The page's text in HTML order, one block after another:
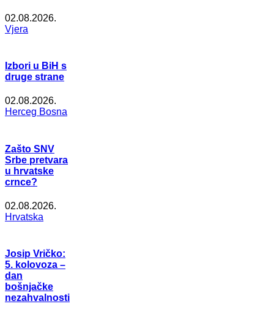
02.08.2026.
Vjera
Izbori u BiH s
druge strane
02.08.2026.
Herceg Bosna
Zašto SNV
Srbe pretvara
u hrvatske
crnce?
02.08.2026.
Hrvatska
Josip Vričko:
5. kolovoza –
dan
bošnjačke
nezahvalnosti